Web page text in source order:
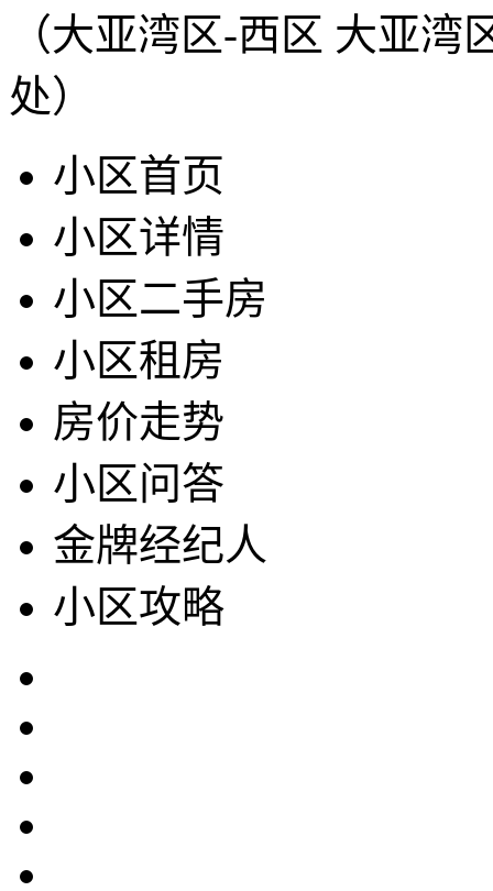
（大亚湾区-西区 大亚
处）
小区首页
小区详情
小区二手房
小区租房
房价走势
小区问答
金牌经纪人
小区攻略